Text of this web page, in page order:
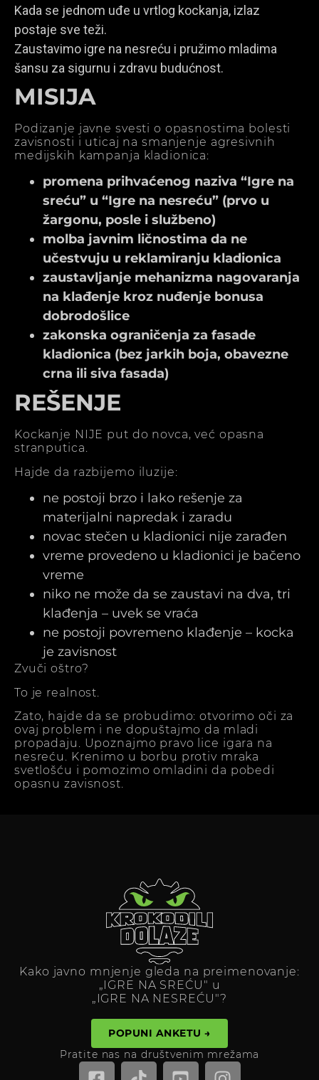
Kada se jednom uđe u vrtlog kockanja, izlaz
postaje sve teži.
Zaustavimo igre na nesreću i pružimo mladima
šansu za sigurnu i zdravu budućnost.
MISIJA
Podizanje javne svesti o opasnostima bolesti
zavisnosti i uticaj na smanjenje agresivnih
medijskih kampanja kladionica:
promena prihvaćenog naziva “Igre na
sreću” u “Igre na nesreću” (prvo u
žargonu, posle i službeno)
molba javnim ličnostima da ne
učestvuju u reklamiranju kladionica
zaustavljanje mehanizma nagovaranja
na klađenje kroz nuđenje bonusa
dobrodošlice
zakonska ograničenja za fasade
kladionica (bez jarkih boja, obavezne
crna ili siva fasada)
REŠENJE
Kockanje NIJE put do novca, već opasna
stranputica.
Hajde da razbijemo iluzije:
ne postoji brzo i lako rešenje za
materijalni napredak i zaradu
novac stečen u kladionici nije zarađen
vreme provedeno u kladionici je bačeno
vreme
niko ne može da se zaustavi na dva, tri
klađenja – uvek se vraća
ne postoji povremeno klađenje – kocka
je zavisnost
Zvuči oštro?
To je realnost.
Zato, hajde da se probudimo: otvorimo oči za
ovaj problem i ne dopuštajmo da mladi
propadaju. Upoznajmo pravo lice igara na
nesreću. Krenimo u borbu protiv mraka
svetlošću i pomozimo omladini da pobedi
opasnu zavisnost.
Kako javno mnjenje gleda na preimenovanje:
„IGRE NA SREĆU" u
„IGRE NA NESREĆU"?
POPUNI ANKETU →
Pratite nas na društvenim mrežama